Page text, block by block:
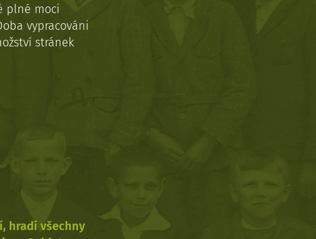
plné moci
vypracováni
stránek
hradí všechny